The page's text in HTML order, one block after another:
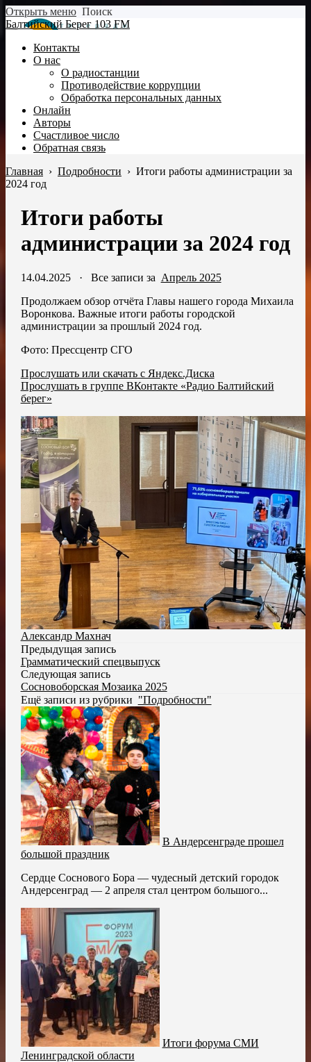
Открыть меню Поиск
Балтийский Берег 103 FM
Контакты
О нас
О радиостанции
Противодействие коррупции
Обработка персональных данных
Онлайн
Авторы
Счастливое число
Обратная связь
Главная › Подробности › Итоги работы администрации за
2024 год
Итоги работы
администрации за 2024 год
14.04.2025· Все записи за Апрель 2025
Продолжаем обзор отчёта Главы нашего города Михаила
Воронкова. Важные итоги работы городской
администрации за прошлый 2024 год.
Фото: Прессцентр СГО
Прослушать или скачать с Яндекс.Диска
Прослушать в группе ВКонтакте «Радио Балтийский
берег»
Александр Махнач
Предыдущая запись
Грамматический спецвыпуск
Следующая запись
Сосновоборская Мозаика 2025
Ещё записи из рубрики "Подробности"
В Андерсенграде прошел
большой праздник
Сердце Соснового Бора — чудесный детский городок
Андерсенград — 2 апреля стал центром большого...
Итоги форума СМИ
Ленинградской области